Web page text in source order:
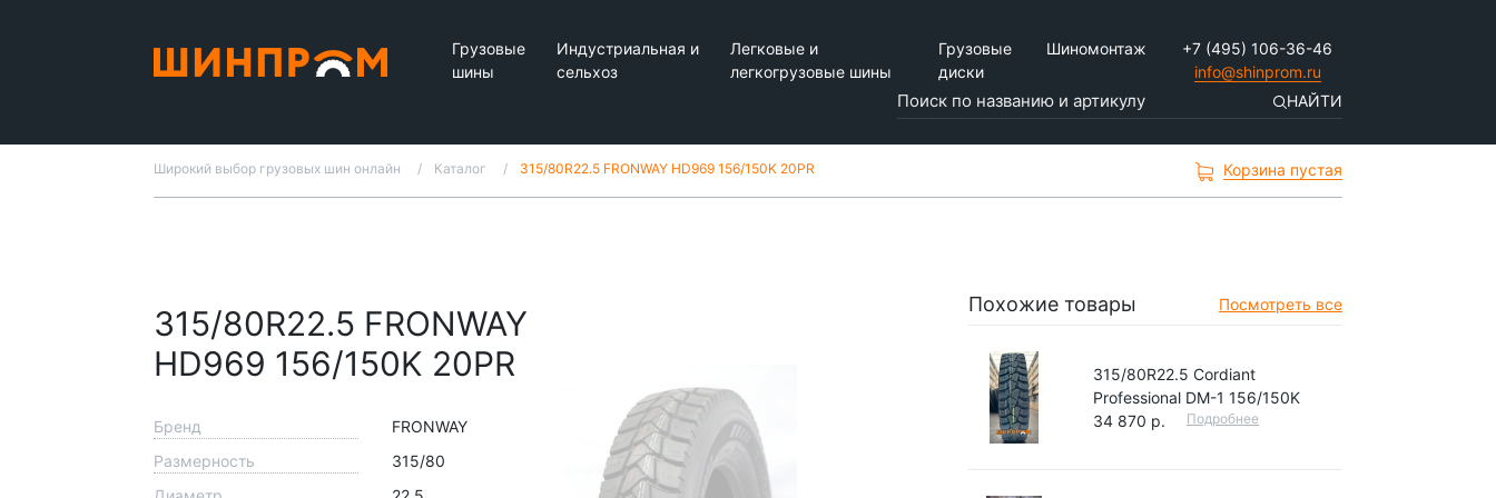
Грузовые
шины
Индустриальная и
сельхоз
Легковые и
легкогрузовые шины
Грузовые
диски
Шиномонтаж
+7 (495) 106-36-46
info@shinprom.ru
НАЙТИ
Широкий выбор грузовых шин онлайн Каталог 315/80R22.5 FRONWAY HD969 156/150K 20PR Корзина пустая
315/80R22.5 FRONWAY
HD969 156/150K 20PR
Бренд
FRONWAY
Размерность
315/80
Похожие товары Посмотреть все
315/80R22.5 Cordiant
Professional DM-1 156/150K
34 870 р.
Подробнее